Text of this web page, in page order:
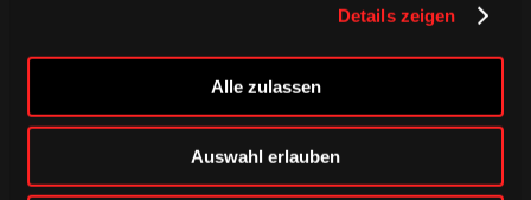
Details zeigen
Alle zulassen
Auswahl erlauben